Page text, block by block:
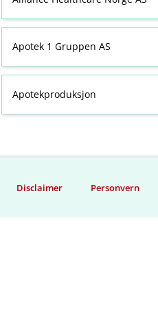
Apotek 1 Gruppen AS
Apotekproduksjon
Disclaimer Personvern